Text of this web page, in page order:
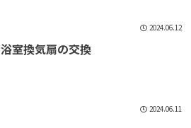
2024.06.12
浴室換気扇の交換
2024.06.11